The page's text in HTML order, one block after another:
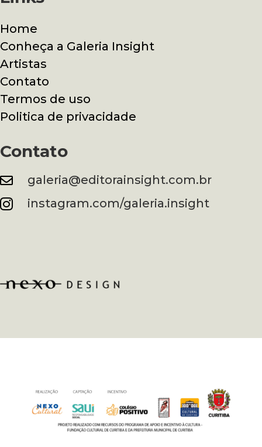
Home
Conheça a Galeria Insight
Artistas
Contato
Termos de uso
Politica de privacidade
Contato
 galeria@editorainsight.com.br
 instagram.com/galeria.insight